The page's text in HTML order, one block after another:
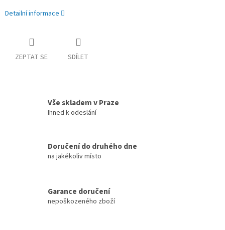
Detailní informace
ZEPTAT SE SDÍLET
Vše skladem v Praze
Ihned k odeslání
Doručení do druhého dne
na jakékoliv místo
Garance doručení
nepoškozeného zboží